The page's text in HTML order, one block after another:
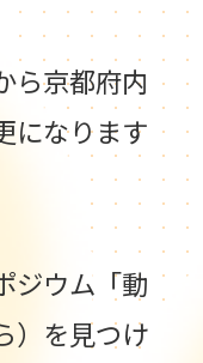
ら京都府内
になります
ジウム「動
）を見つけ